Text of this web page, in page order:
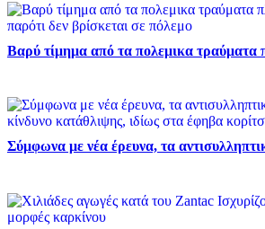
Βαρύ τίμημα από τα πολεμικα τραύματα
Σύμφωνα με νέα έρευνα, τα